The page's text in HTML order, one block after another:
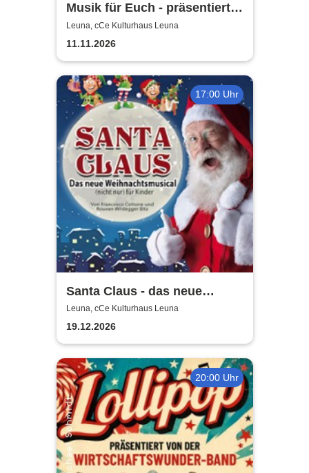
Musik für Euch - präsentiert
von Uta Bresan
Leuna, cCe Kulturhaus Leuna
11.11.2026
17:00 Uhr
Santa Claus - das neue
Weihnachtsmusical (nicht
nur) für Kinder
Leuna, cCe Kulturhaus Leuna
19.12.2026
20:00 Uhr